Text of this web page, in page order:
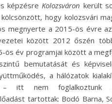
képzésreKolozsváron került
hogy kolozsvári
megnyerte a 2015-ös évre
között 2012 őszén
ös év programjai között a
bemutatását és
a hálózatok
– itt nem foglalkoztunk
tartottak: Bodó Barna,